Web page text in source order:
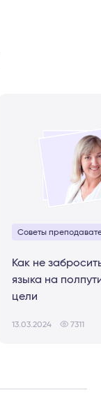
Советы
Как не
языка на
цели
13.03.2024 7311